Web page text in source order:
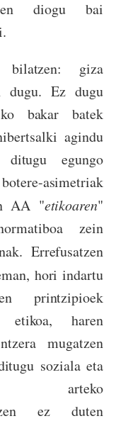
diogu bai
bilatzen: giza
dugu. Ez dugu
bakar batek
agindu
ditugu egungo
asimetriak
AA "etikoaren"
zein
Errefusatzen
hori indartu
printzipioek
etikoa, haren
mugatzen
soziala eta
arteko
ez duten